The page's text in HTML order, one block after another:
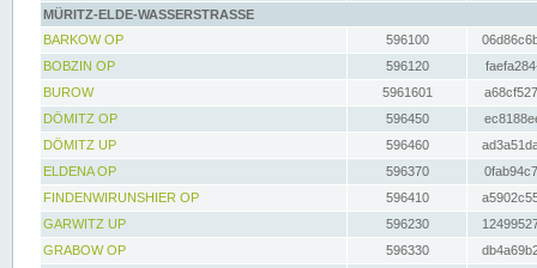
MÜRITZ-ELDE-WASSERSTRASSE
BARKOW OP
596100
BOBZIN OP
596120
BUROW
5961601
DÖMITZ OP
596450
DÖMITZ UP
596460
ELDENA OP
596370
FINDENWIRUNSHIER OP
596410
GARWITZ UP
596230
GRABOW OP
596330